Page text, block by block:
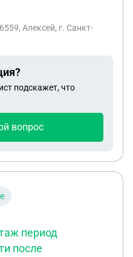
и обязанности".
Алексей, г. Санкт-
подскажет, что
вопрос
период
после